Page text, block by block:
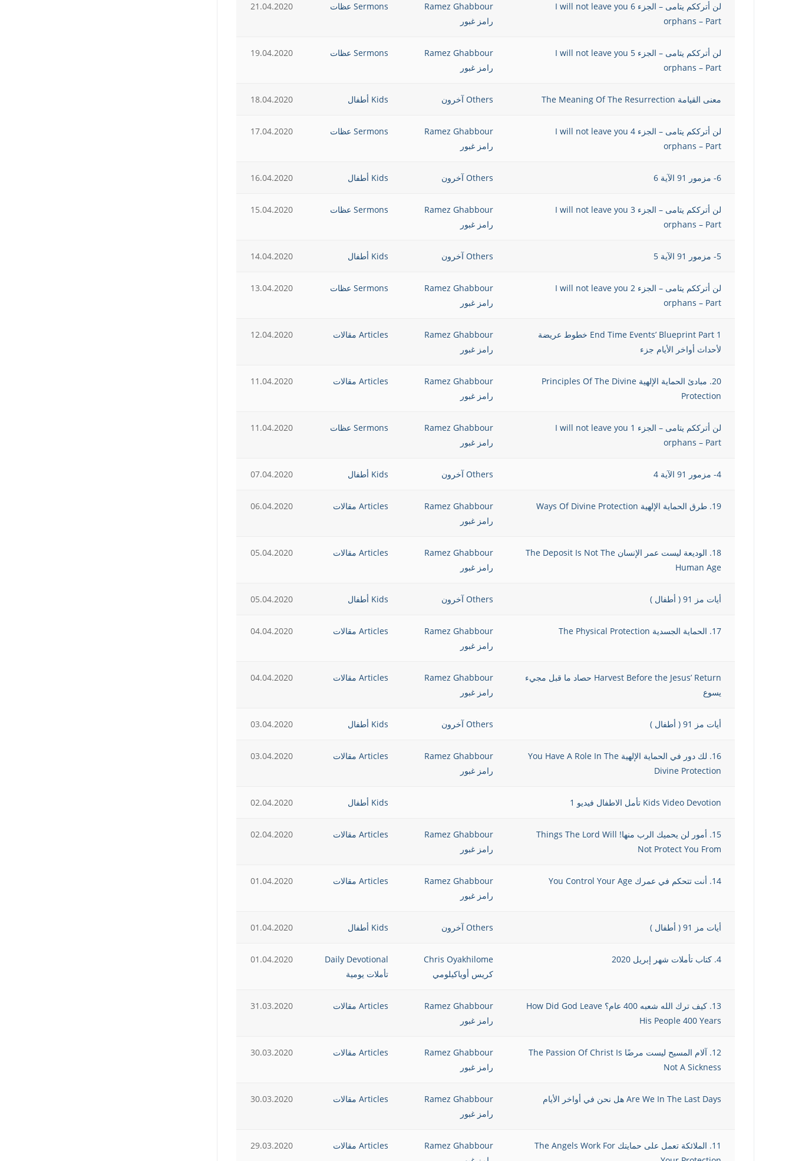
لن أترككم يتامى – الجزء 6 I will not leave you
orphans – Part
Ramez Ghabbour
رامز غبور
Sermons عظات 21.04.2020
لن أترككم يتامى – الجزء 5 I will not leave you
orphans – Part
Ramez Ghabbour
رامز غبور
Sermons عظات 19.04.2020
معنى القيامة The Meaning Of The Resurrection Others آخرون Kids أطفال 18.04.2020
لن أترككم يتامى – الجزء 4 I will not leave you
orphans – Part
Ramez Ghabbour
رامز غبور
Sermons عظات 17.04.2020
6- مزمور 91 الآية 6 Others آخرون Kids أطفال 16.04.2020
لن أترككم يتامى – الجزء 3 I will not leave you
orphans – Part
Ramez Ghabbour
رامز غبور
Sermons عظات 15.04.2020
5- مزمور 91 الآية 5 Others آخرون Kids أطفال 14.04.2020
لن أترككم يتامى – الجزء 2 I will not leave you
orphans – Part
Ramez Ghabbour
رامز غبور
Sermons عظات 13.04.2020
End Time Events’ Blueprint Part 1 خطوط عريضة
لأحداث أواخر الأيام جزء
Ramez Ghabbour
رامز غبور
Articles مقالات 12.04.2020
20. مبادئ الحماية الإلهية Principles Of The Divine
Protection
Ramez Ghabbour
رامز غبور
Articles مقالات 11.04.2020
لن أترككم يتامى – الجزء 1 I will not leave you
orphans – Part
Ramez Ghabbour
رامز غبور
Sermons عظات 11.04.2020
4- مزمور 91 الآية 4 Others آخرون Kids أطفال 07.04.2020
19. طرق الحماية الإلهية Ways Of Divine Protection
Ramez Ghabbour
رامز غبور
Articles مقالات 06.04.2020
18. الوديعة ليست عمر الإنسان The Deposit Is Not The
Human Age
Ramez Ghabbour
رامز غبور
Articles مقالات 05.04.2020
أيات مز 91 ( أطفال ) Others آخرون Kids أطفال 05.04.2020
17. الحماية الجسدية The Physical Protection
Ramez Ghabbour
رامز غبور
Articles مقالات 04.04.2020
Harvest Before the Jesus’ Return حصاد ما قبل مجيء
يسوع
Ramez Ghabbour
رامز غبور
Articles مقالات 04.04.2020
أيات مز 91 ( أطفال ) Others آخرون Kids أطفال 03.04.2020
16. لك دور في الحماية الإلهية You Have A Role In The
Divine Protection
Ramez Ghabbour
رامز غبور
Articles مقالات 03.04.2020
Kids Video Devotion تأمل الاطفال فيديو 1 Kids أطفال 02.04.2020
15. أمور لن يحميك الرب منها! Things The Lord Will
Not Protect You From
Ramez Ghabbour
رامز غبور
Articles مقالات 02.04.2020
14. أنت تتحكم في عمرك You Control Your Age
Ramez Ghabbour
رامز غبور
Articles مقالات 01.04.2020
أيات مز 91 ( أطفال ) Others آخرون Kids أطفال 01.04.2020
4. كتاب تأملات شهر إبريل 2020
Chris Oyakhilome
كريس أوياكيلومي
Daily Devotional
تأملات يومية
01.04.2020
13. كيف ترك الله شعبه 400 عام؟ How Did God Leave
His People 400 Years
Ramez Ghabbour
رامز غبور
Articles مقالات 31.03.2020
12. آلام المسيح ليست مرضًا The Passion Of Christ Is
Not A Sickness
Ramez Ghabbour
رامز غبور
Articles مقالات 30.03.2020
Are We In The Last Days هل نحن في أواخر الأيام
Ramez Ghabbour
رامز غبور
Articles مقالات 30.03.2020
11. الملائكة تعمل على حمايتك The Angels Work For
Ramez Ghabbour
Articles مقالات 29.03.2020